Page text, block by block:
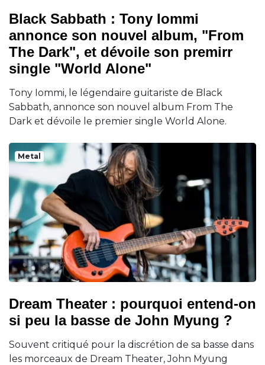
Black Sabbath : Tony Iommi
annonce son nouvel album, "From
The Dark", et dévoile son premirr
single "World Alone"
Tony Iommi, le légendaire guitariste de Black
Sabbath, annonce son nouvel album From The
Dark et dévoile le premier single World Alone.
Metal
Dream Theater : pourquoi entend-on
si peu la basse de John Myung ?
Souvent critiqué pour la discrétion de sa basse dans
les morceaux de Dream Theater, John Myung